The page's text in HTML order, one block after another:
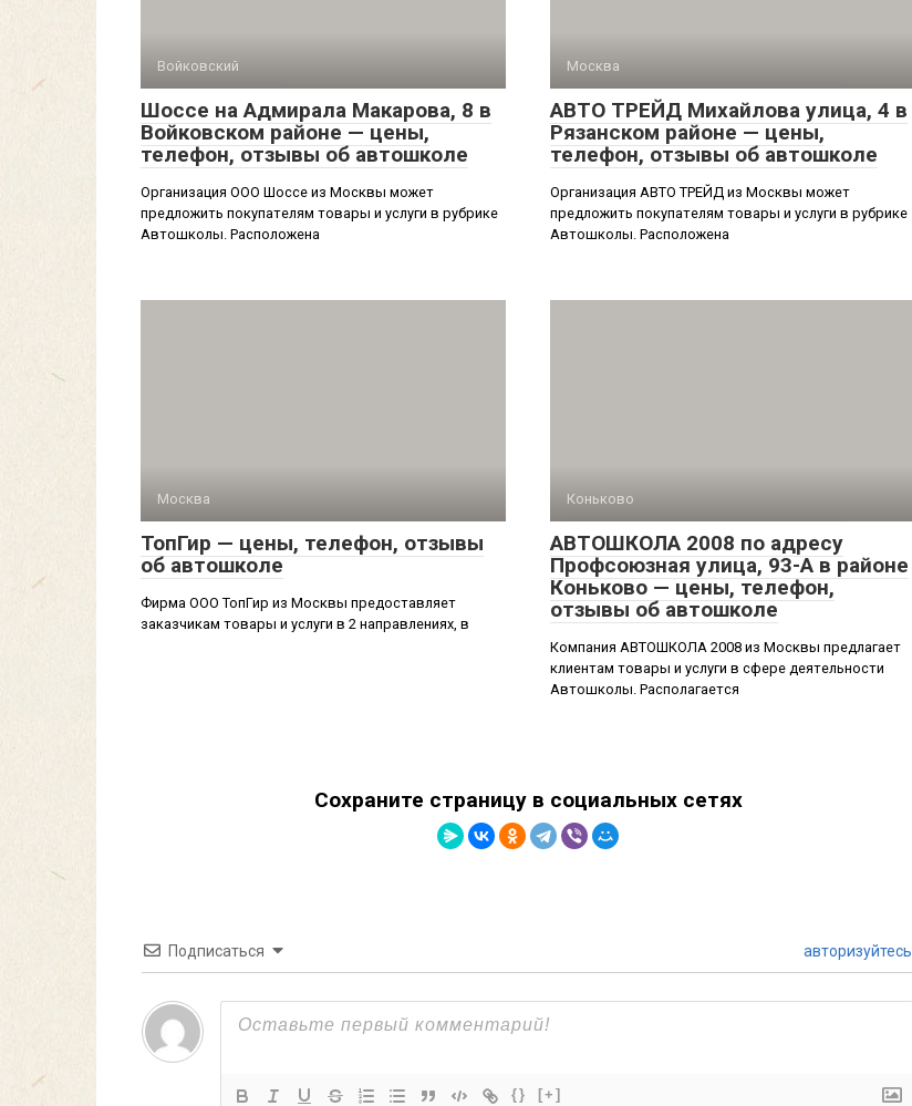
Войковский
Шоссе на Адмирала Макарова, 8 в
Войковском районе — цены,
телефон, отзывы об автошколе
Организация ООО Шоссе из Москвы может
предложить покупателям товары и услуги в рубрике
Автошколы. Расположена
Москва
АВТО ТРЕЙД Михайлова улица, 4 в
Рязанском районе — цены,
телефон, отзывы об автошколе
Организация АВТО ТРЕЙД из Москвы может
предложить покупателям товары и услуги в рубрике
Автошколы. Расположена
Москва
ТопГир — цены, телефон, отзывы
об автошколе
Фирма ООО ТопГир из Москвы предоставляет
заказчикам товары и услуги в 2 направлениях, в
Коньково
АВТОШКОЛА 2008 по адресу
Профсоюзная улица, 93-А в районе
Коньково — цены, телефон,
отзывы об автошколе
Компания АВТОШКОЛА 2008 из Москвы предлагает
клиентам товары и услуги в сфере деятельности
Автошколы. Располагается
Сохраните страницу в социальных сетях
Подписаться авторизуйтесь
{} [+]